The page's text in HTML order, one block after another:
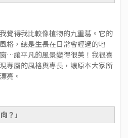
覺得我比較像植物的九重葛。它的
格，總是生長在日常會經過的地
…讓平凡的風景變得很美！我很喜
專屬的風格與專長，讓原本大家所
亮。
？」